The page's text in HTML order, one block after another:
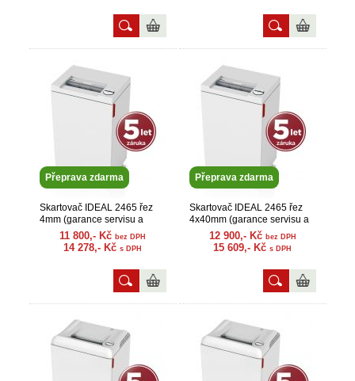
Přeprava zdarma
Skartovač IDEAL 2465 řez
4mm (garance servisu a
náhr. dílů)
11 800,- Kč bez DPH
14 278,- Kč s DPH
Přeprava zdarma
Skartovač IDEAL 2465 řez
4x40mm (garance servisu a
náhr. dílů)
12 900,- Kč bez DPH
15 609,- Kč s DPH